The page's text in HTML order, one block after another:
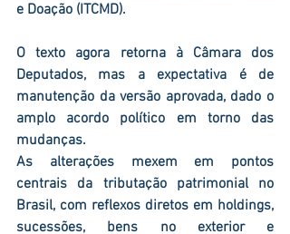
e Doação (ITCMD).
O texto agora retorna à Câmara dos
Deputados, mas a expectativa é de
manutenção da versão aprovada, dado o
amplo acordo político em torno das
mudanças.
As alterações mexem em pontos
centrais da tributação patrimonial no
Brasil, com reflexos diretos em holdings,
sucessões, bens no exterior e